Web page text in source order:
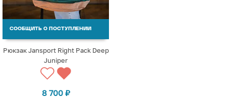
СООБЩИТЬ О ПОСТУПЛЕНИИ
Рюкзак Jansport Right Pack Deep
Juniper
8 700 ₽